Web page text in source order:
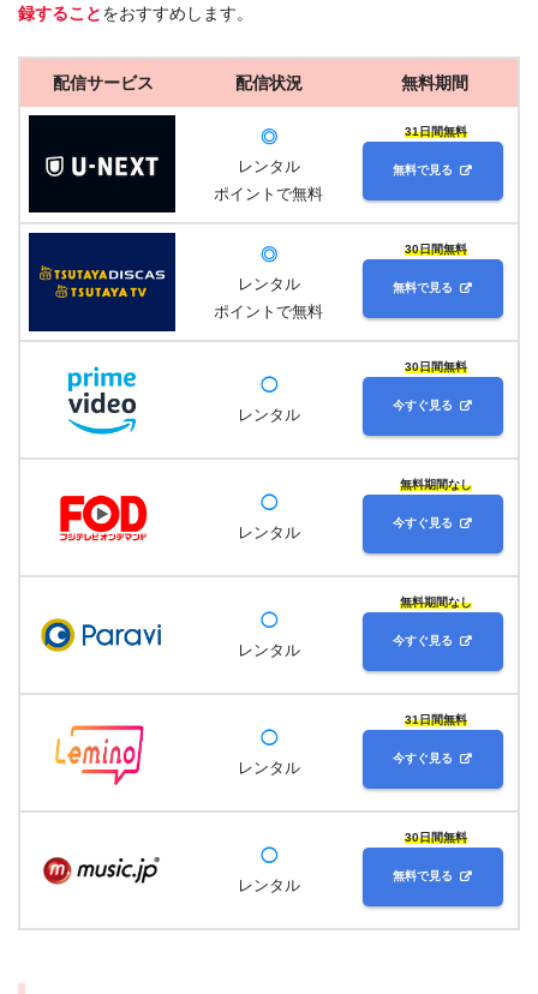
録することをおすすめします。
配信サービス 配信状況 無料期間
◎
レンタル
ポイントで無料
31日間無料
無料で見る
◎
レンタル
ポイントで無料
30日間無料
無料で見る
◯
レンタル
30日間無料
今すぐ見る
◯
レンタル
無料期間なし
今すぐ見る
◯
レンタル
無料期間なし
今すぐ見る
◯
レンタル
31日間無料
今すぐ見る
◯
レンタル
30日間無料
無料で見る